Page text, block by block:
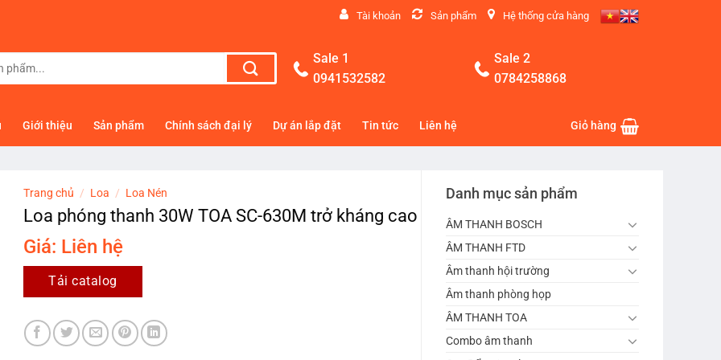
Tài khoản Sản phẩm Hệ thống cửa hàng
Sale 1
0941532582
Sale 2
0784258868
Giới thiệu Sản phẩm Chính sách đại lý Dự án lắp đặt Tin tức Liên hệ Giỏ hàng
Danh mục sản phẩm
ÂM THANH BOSCH
ÂM THANH FTD
Âm thanh hội trường
Âm thanh phòng họp
ÂM THANH TOA
Combo âm thanh
Trang chủ / Loa / Loa Nén
Loa phóng thanh 30W TOA SC-630M trở kháng cao
Giá: Liên hệ
Tải catalog